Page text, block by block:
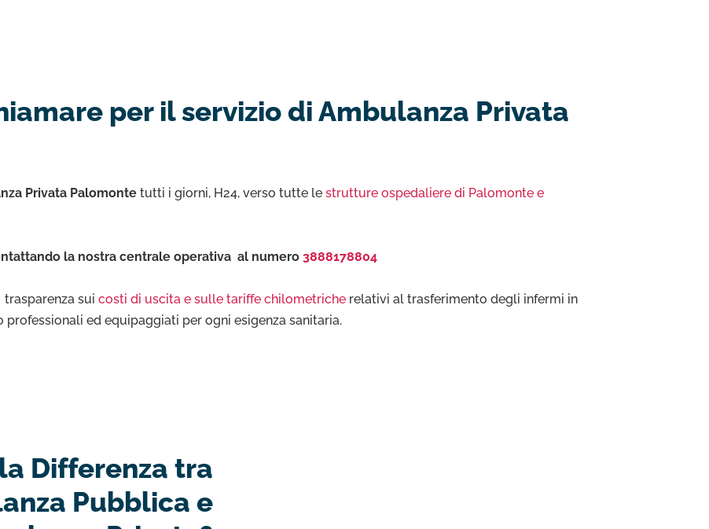
per il servizio di Ambulanza Privata
Privata Palomonte tutti i giorni, H24, verso tutte le strutture ospedaliere di Palomonte e
la nostra centrale operativa al numero 3888178804
sui costi di uscita e sulle tariffe chilometriche relativi al trasferimento degli infermi in
professionali ed equipaggiati per ogni esigenza sanitaria.
Differenza tra
Pubblica e